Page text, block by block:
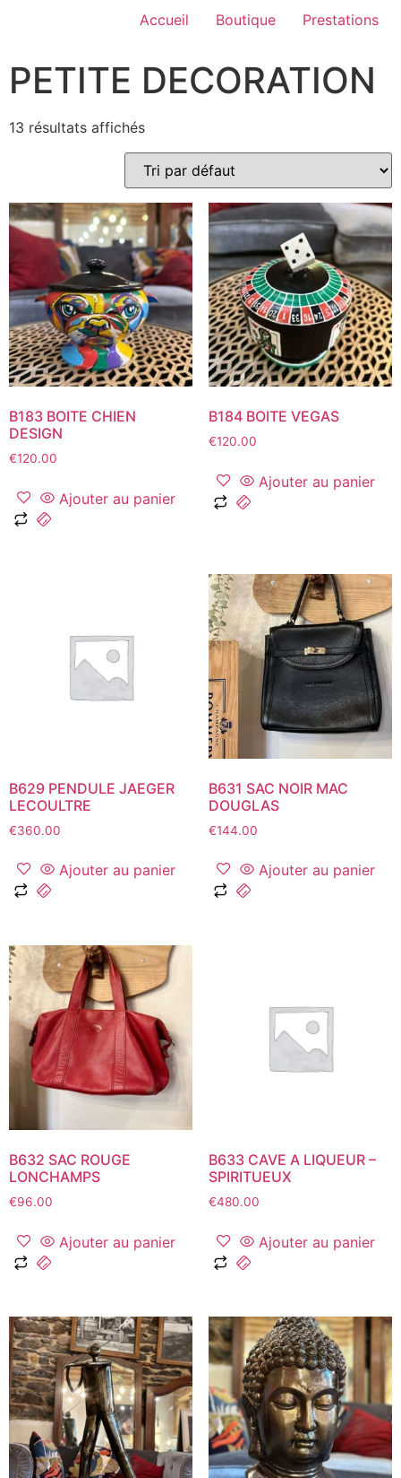
Accueil Boutique Prestations
PETITE DECORATION
13 résultats affichés
B183 BOITE CHIEN
DESIGN
€120.00
Ajouter au panier
B184 BOITE VEGAS
€120.00
Ajouter au panier
B629 PENDULE JAEGER
LECOULTRE
€360.00
Ajouter au panier
B631 SAC NOIR MAC
DOUGLAS
€144.00
Ajouter au panier
B632 SAC ROUGE
LONCHAMPS
€96.00
Ajouter au panier
B633 CAVE A LIQUEUR –
SPIRITUEUX
€480.00
Ajouter au panier